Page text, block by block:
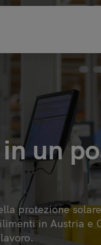
un
protezione
in Austria e